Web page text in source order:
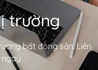
trường
bất động sản. Liên
ngay